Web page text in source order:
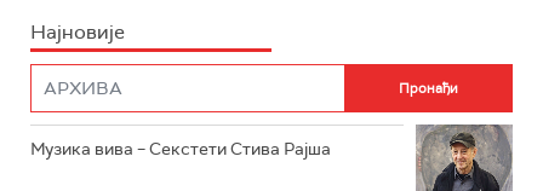
РАДИО РОКЕНРОЛЕР
Најновије
Музика вива – Секстети Стива Рајша